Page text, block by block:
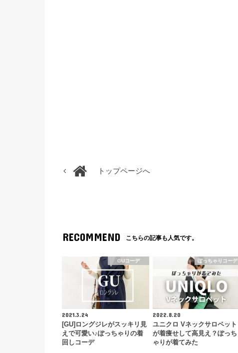
トップページへ
RECOMMEND こちらの記事も人気です。
GUコーデ
2021.3.24
[GU]ロングジレがスッキリ見
えで可愛い♪ぽっちゃりの着
回しコーデ
ぽっちゃりコーデ
2022.8.20
ユニクロ Vネックサロペット
が着痩せして高見え？ぽっち
ゃりが着てみた